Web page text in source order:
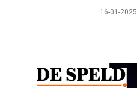
16-01-2025